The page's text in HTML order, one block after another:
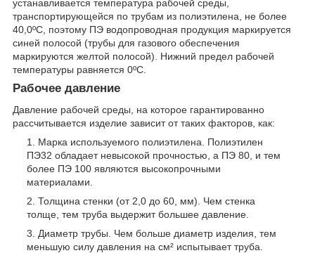
устанавливается температура рабочей среды,
транспортирующейся по трубам из полиэтилена, не более
40,0ºС, поэтому ПЭ водопроводная продукция маркируется
синей полосой (трубы для газового обеспечения
маркируются желтой полосой). Нижний предел рабочей
температуры равняется 0ºС.
Рабочее давление
Давление рабочей среды, на которое гарантированно
рассчитывается изделие зависит от таких факторов, как:
Марка используемого полиэтилена. Полиэтилен
ПЭ32 обладает невысокой прочностью, а ПЭ 80, и тем
более ПЭ 100 являются высокопрочными
материалами.
Толщина стенки (от 2,0 до 60, мм). Чем стенка
толще, тем труба выдержит большее давление.
Диаметр трубы. Чем больше диаметр изделия, тем
меньшую силу давления на см² испытывает труба.